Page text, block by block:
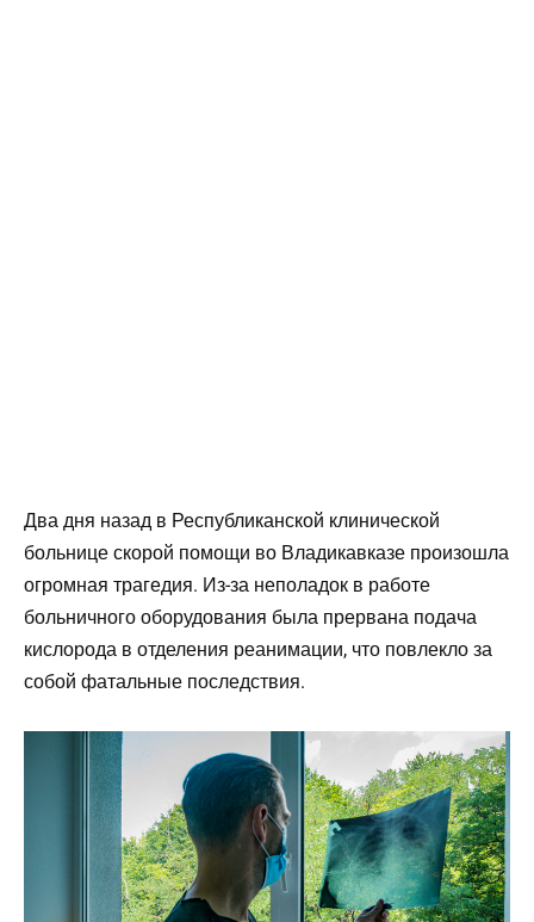
Два дня назад в Республиканской клинической
больнице скорой помощи во Владикавказе произошла
огромная трагедия. Из-за неполадок в работе
больничного оборудования была прервана подача
кислорода в отделения реанимации, что повлекло за
собой фатальные последствия.